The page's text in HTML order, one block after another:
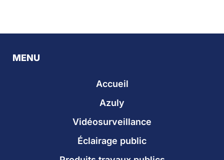
MENU
Accueil
Azuly
Vidéosurveillance
Éclairage public